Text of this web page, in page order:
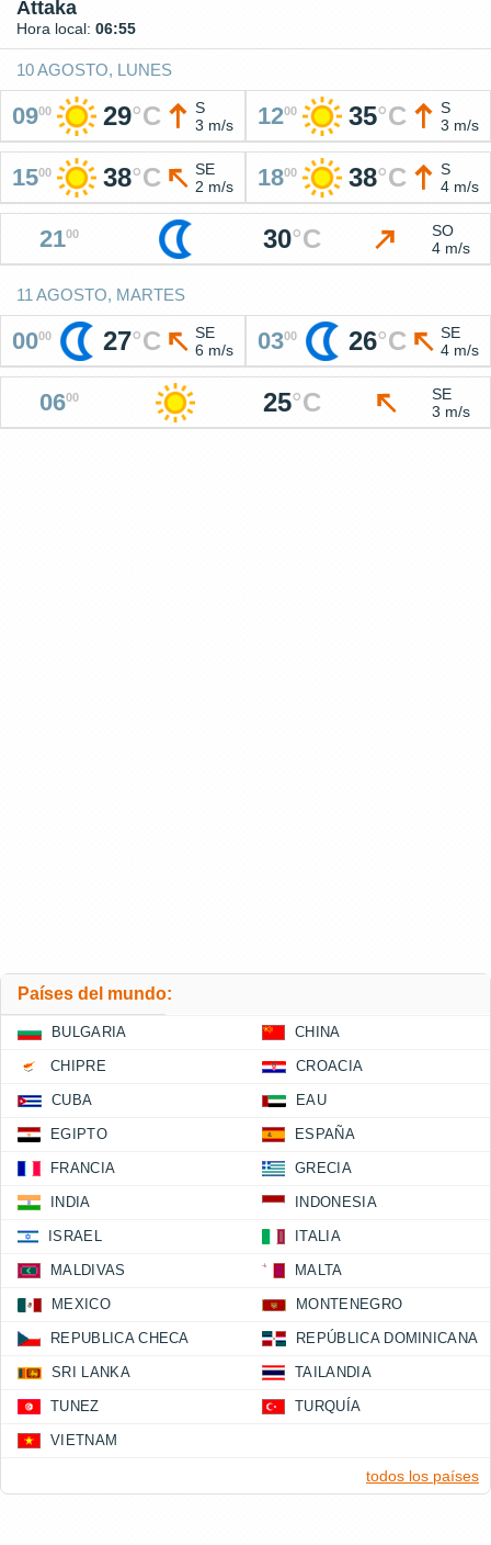
Attaka
Hora local: 06:55
10 AGOSTO, LUNES
0900 29°C
S
3 m/s
1200 35°C
S
3 m/s
1500 38°C
SE
2 m/s
1800 38°C
S
4 m/s
2100 30°C
SO
4 m/s
11 AGOSTO, MARTES
0000 27°C
SE
6 m/s
0300 26°C
SE
4 m/s
0600 25°C
SE
3 m/s
Países del mundo:
BULGARIA CHINA
CHIPRE CROACIA
CUBA EAU
EGIPTO ESPAÑA
FRANCIA GRECIA
INDIA INDONESIA
ISRAEL ITALIA
MALDIVAS MALTA
MEXICO MONTENEGRO
REPUBLICA CHECA REPÚBLICA DOMINICANA
SRI LANKA TAILANDIA
TUNEZ TURQUÍA
VIETNAM
todos los países